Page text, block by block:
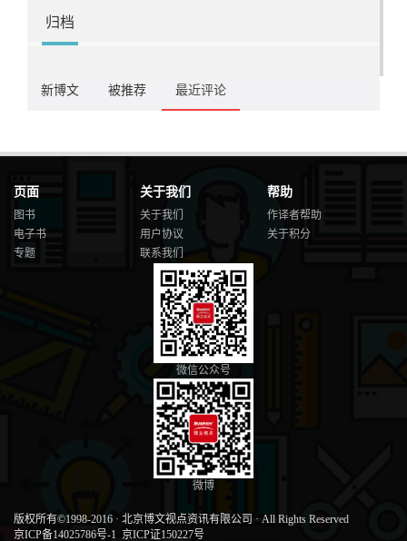
归档
新博文 被推荐 最近评论
页面
图书
电子书
专题
关于我们
关于我们
用户协议
联系我们
帮助
作译者帮助
关于积分
微信公众号
微博
版权所有©1998-2016 · 北京博文视点资讯有限公司 · All Rights Reserved
京ICP备14025786号-1 京ICP证150227号